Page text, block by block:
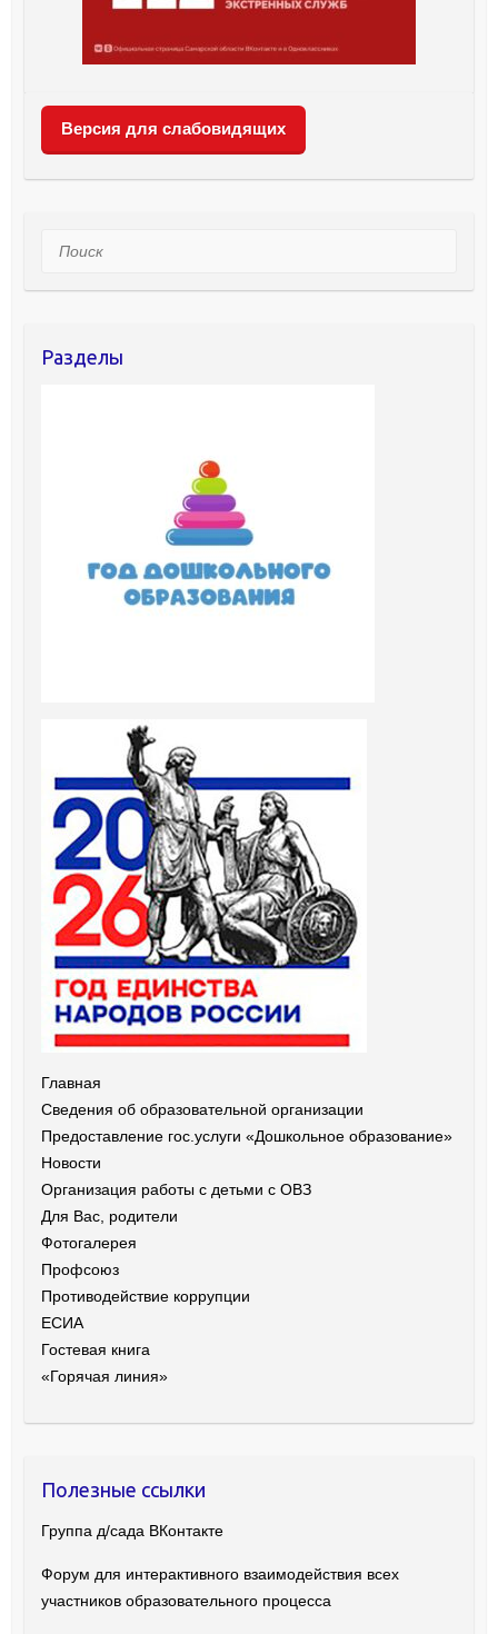
Версия для слабовидящих
Поиск
Разделы
Главная
Сведения об образовательной организации
Предоставление гос.услуги «Дошкольное образование»
Новости
Организация работы с детьми с ОВЗ
Для Вас, родители
Фотогалерея
Профсоюз
Противодействие коррупции
ЕСИА
Гостевая книга
«Горячая линия»
Полезные ссылки
Группа д/сада ВКонтакте
Форум для интерактивного взаимодействия всех
участников образовательного процесса